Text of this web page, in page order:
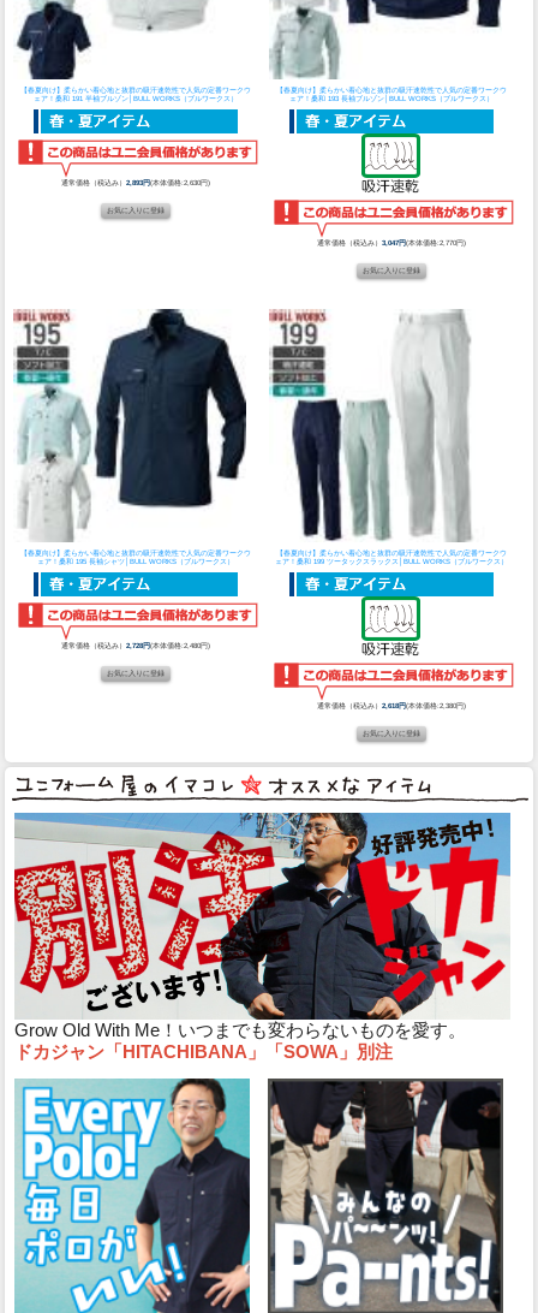
【春夏向け】柔らかい着心地と抜群の吸汗速乾性で人気の定番ワークウ
ェア！桑和 191 半袖ブルゾン│BULL WORKS（ブルワークス）
通常価格（税込み）2,893円(本体価格:2,630円)
【春夏向け】柔らかい着心地と抜群の吸汗速乾性で人気の定番ワークウ
ェア！ 桑和 193 長袖ブルゾン│BULL WORKS（ブルワークス）
通常価格（税込み） 3,047円(本体価格:2,770円)
【春夏向け】柔らかい着心地と抜群の吸汗速乾性で人気の定番ワークウ
ェア！桑和 195 長袖シャツ│BULL WORKS（ブルワークス）
通常価格（税込み）2,728円(本体価格:2,480円)
【春夏向け】柔らかい着心地と抜群の吸汗速乾性で人気の定番ワークウ
ェア！ 桑和 199 ツータックスラックス│BULL WORKS（ブルワークス）
通常価格（税込み） 2,618円(本体価格:2,380円)
Grow Old With Me！いつまでも変わらないものを愛す。
ドカジャン「HITACHIBANA」「SOWA」別注